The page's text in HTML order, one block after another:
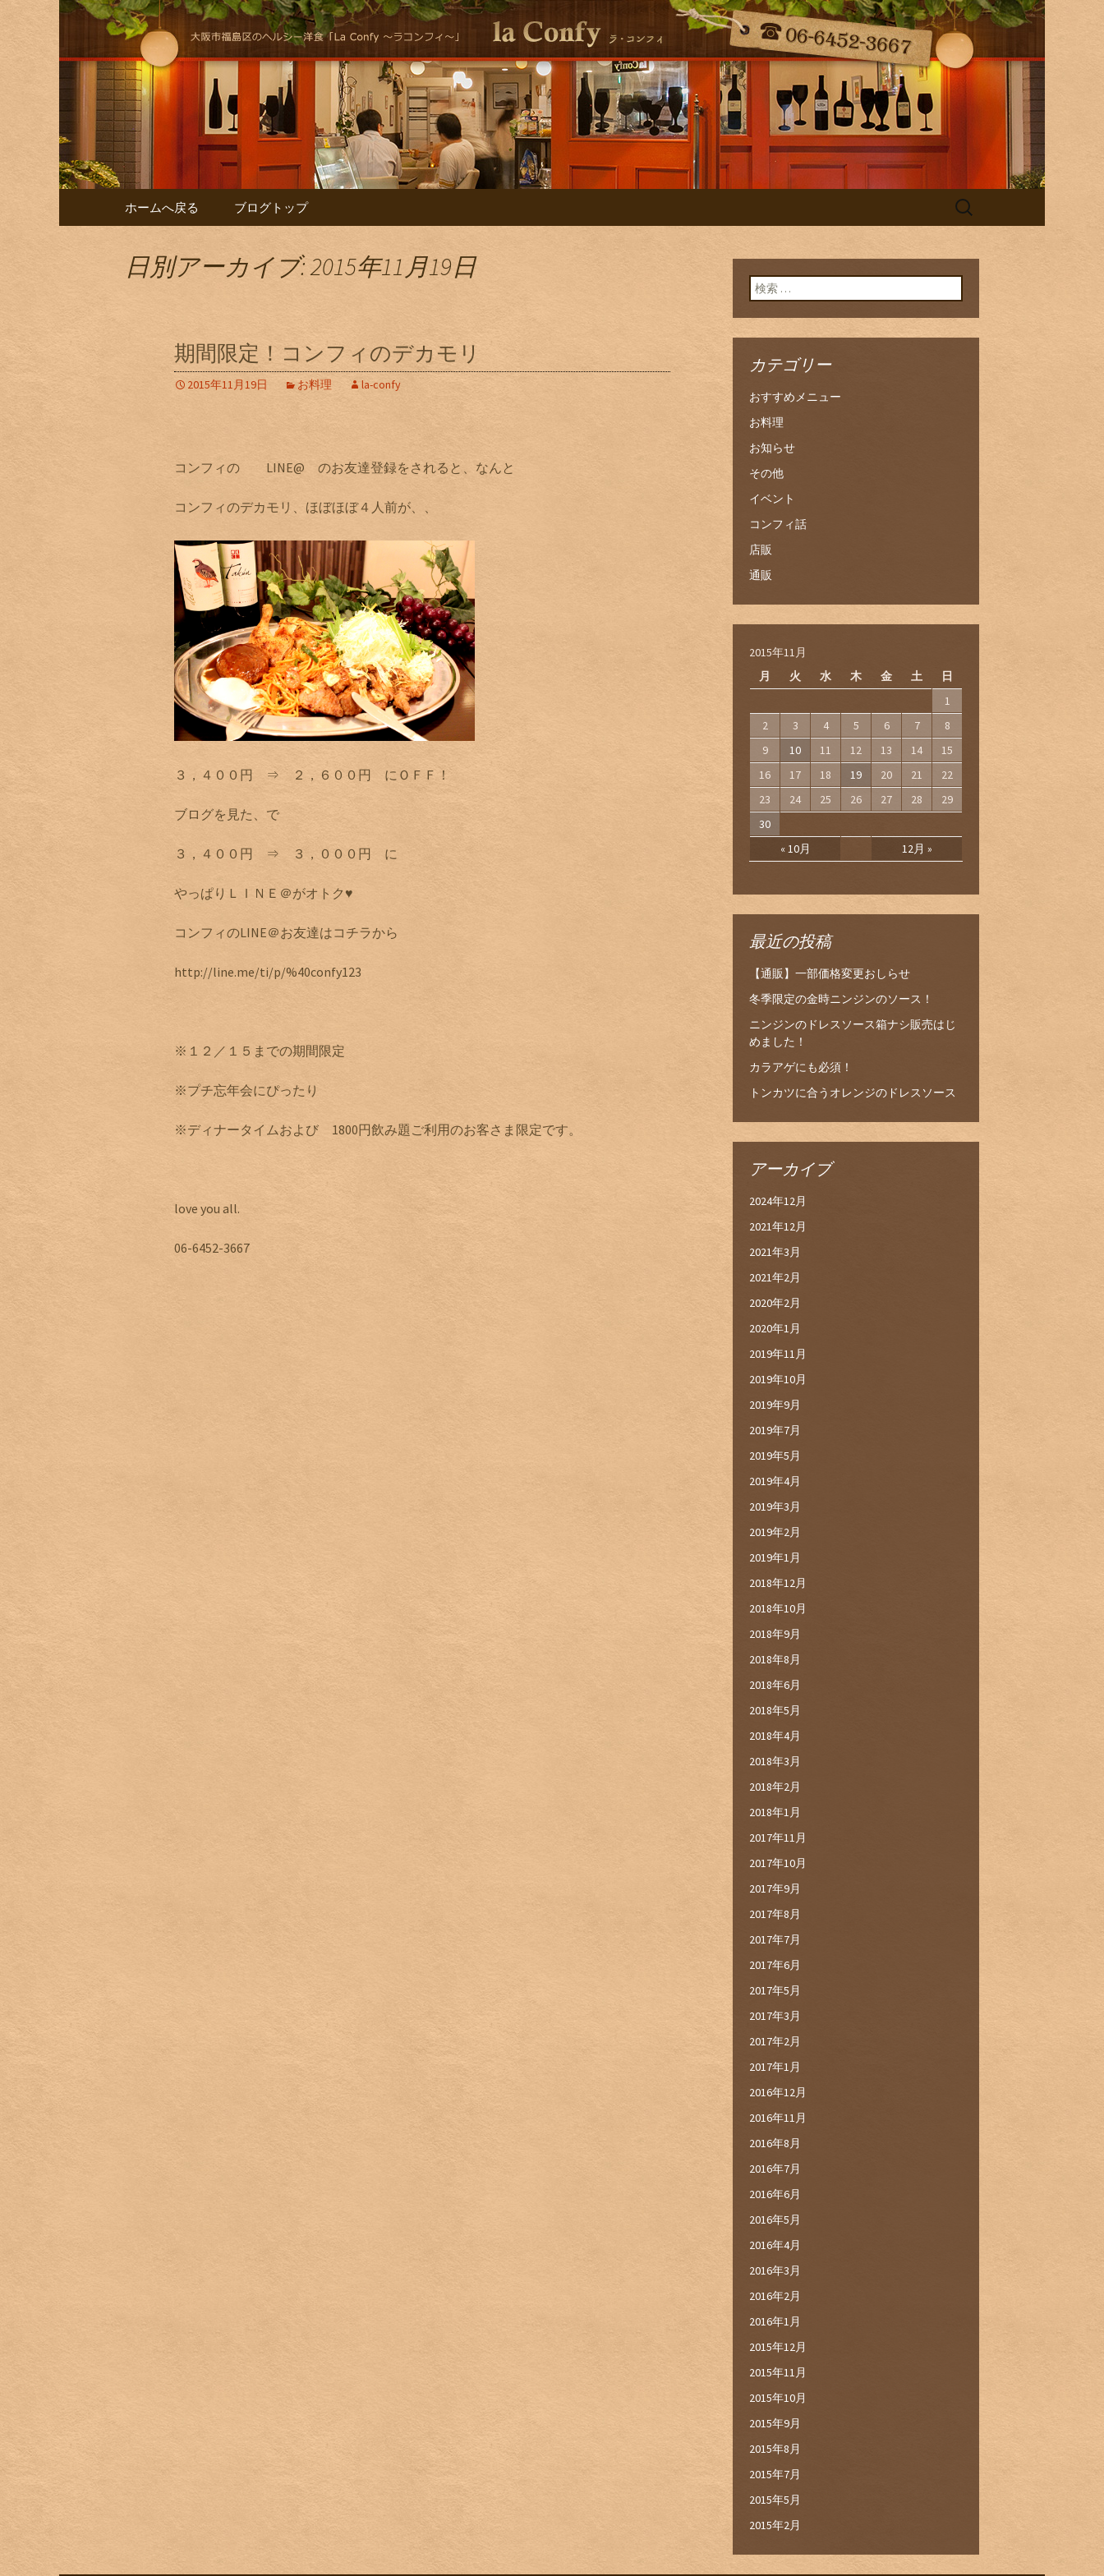
自然派イタリアン la ConfyのStaff Blog
大阪福島にある美味しくヘルシーな自然派イタリアンla Conｆｙ （ラ・コンフィ）の最新情報をお届
けします！
コンテンツへ移動
ホームへ戻る ブログトップ
検
日別アーカイブ: 2015年11月19日
期間限定！コンフィのデカモリ
2015年11月19日 お料理 la-confy
コンフィの LINE@ のお友達登録をされると、なんと
コンフィのデカモリ、ほぼほぼ４人前が、、
３，４００円 ⇒ ２，６００円 にＯＦＦ！
ブログを見た、で
３，４００円 ⇒ ３，０００円 に
やっぱりＬＩＮＥ＠がオトク♥
コンフィのLINE＠お友達はコチラから
http://line.me/ti/p/%40confy123
※１２／１５までの期間限定
※プチ忘年会にぴったり
※ディナータイムおよび 1800円飲み題ご利用のお客さま限定です。
love you all.
06-6452-3667
検索:
カテゴリー
おすすめメニュー
お料理
お知らせ
その他
イベント
コンフィ話
店販
通販
2015年11月
月
火 水 木 金 土 日
« 10月 12月 »
1
2
3 4 5 6 7
8
9
10 11 12 13 14
15
16
17 18 19 20 21
22
23
24 25 26 27 28
29
30
最近の投稿
【通販】一部価格変更おしらせ
冬季限定の金時ニンジンのソース！
ニンジンのドレスソース箱ナシ販売はじ
めました！
カラアゲにも必須！
トンカツに合うオレンジのドレスソース
アーカイブ
2024年12月
2021年12月
2021年3月
2021年2月
2020年2月
2020年1月
2019年11月
2019年10月
2019年9月
2019年7月
2019年5月
2019年4月
2019年3月
2019年2月
2019年1月
2018年12月
2018年10月
2018年9月
2018年8月
2018年6月
2018年5月
2018年4月
2018年3月
2018年2月
2018年1月
2017年11月
2017年10月
2017年9月
2017年8月
2017年7月
2017年6月
2017年5月
2017年3月
2017年2月
2017年1月
2016年12月
2016年11月
2016年8月
2016年7月
2016年6月
2016年5月
2016年4月
2016年3月
2016年2月
2016年1月
2015年12月
2015年11月
2015年10月
2015年9月
2015年8月
2015年7月
2015年5月
2015年2月